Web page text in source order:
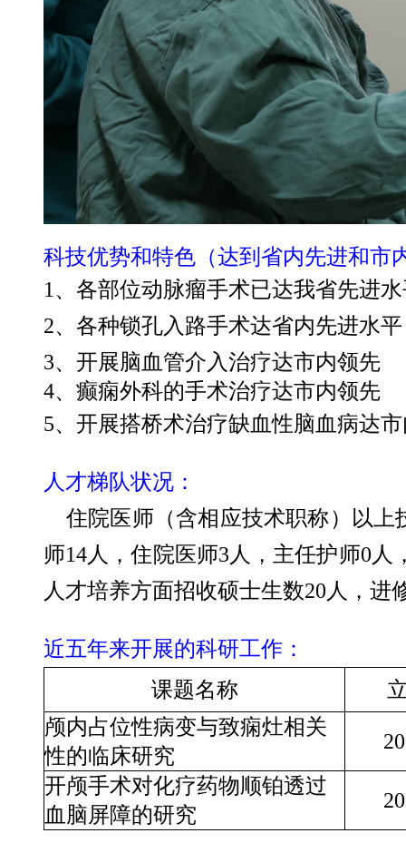
科技优势和特色（达到省内先进和市
1 、各部位动脉瘤手术已达我省先进
2、各种锁孔入路手术达省内先进水平
3、开展脑血管介入治疗达市内领先
4、癫痫外科的手术治疗达市内领先
5、开展搭桥术治疗缺血性脑血病达
人才梯队状况：
住院医师（含相应技术职称）以上
师14人，住院医师3人，主任护师0
人才培养方面招收硕士生数20人，进
近五年来开展的科研工作：
课题名称
颅内占位性病变与致痫灶相关
性的临床研究
开颅手术对化疗药物顺铂透过
血脑屏障的研究